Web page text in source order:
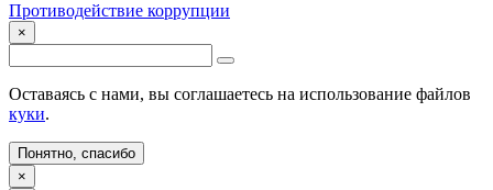
Противодействие коррупции
×
Оставаясь с нами, вы соглашаетесь на использование файлов
куки.
Понятно, спасибо
×